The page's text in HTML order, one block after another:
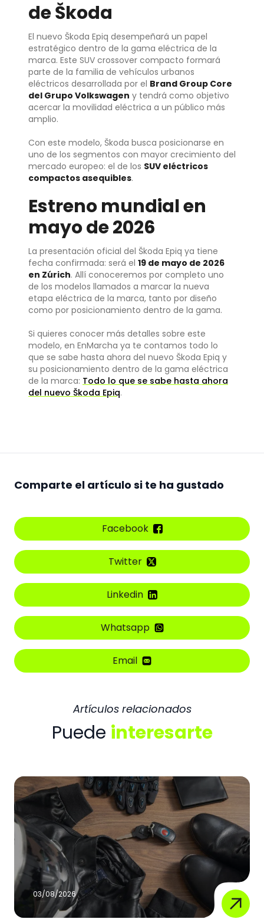
de Škoda
El nuevo Škoda Epiq desempeñará un papel
estratégico dentro de la gama eléctrica de la
marca. Este SUV crossover compacto formará
parte de la familia de vehículos urbanos
eléctricos desarrollada por el Brand Group Core
del Grupo Volkswagen y tendrá como objetivo
acercar la movilidad eléctrica a un público más
amplio.
Con este modelo, Škoda busca posicionarse en
uno de los segmentos con mayor crecimiento del
mercado europeo: el de los SUV eléctricos
compactos asequibles.
Estreno mundial en
mayo de 2026
La presentación oficial del Škoda Epiq ya tiene
fecha confirmada: será el 19 de mayo de 2026
en Zúrich. Allí conoceremos por completo uno
de los modelos llamados a marcar la nueva
etapa eléctrica de la marca, tanto por diseño
como por posicionamiento dentro de la gama.
Si quieres conocer más detalles sobre este
modelo, en EnMarcha ya te contamos todo lo
que se sabe hasta ahora del nuevo Škoda Epiq y
su posicionamiento dentro de la gama eléctrica
de la marca: Todo lo que se sabe hasta ahora
del nuevo Škoda Epiq.
Comparte el artículo si te ha gustado
Facebook
Twitter
Linkedin
Whatsapp
Email
Artículos relacionados
Puede interesarte
03/08/2026